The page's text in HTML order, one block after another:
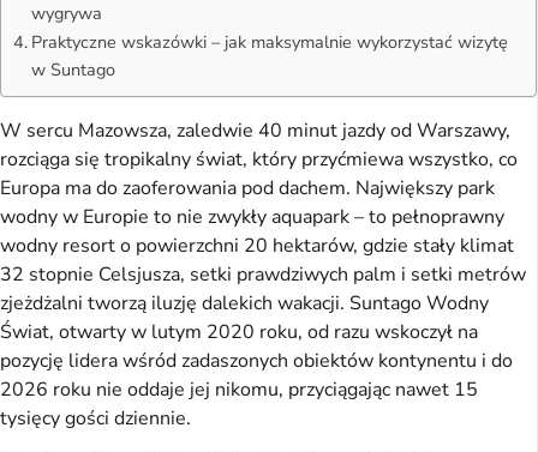
wygrywa
Praktyczne wskazówki – jak maksymalnie wykorzystać wizytę
w Suntago
W sercu Mazowsza, zaledwie 40 minut jazdy od Warszawy,
rozciąga się tropikalny świat, który przyćmiewa wszystko, co
Europa ma do zaoferowania pod dachem. Największy park
wodny w Europie to nie zwykły aquapark – to pełnoprawny
wodny resort o powierzchni 20 hektarów, gdzie stały klimat
32 stopnie Celsjusza, setki prawdziwych palm i setki metrów
zjeżdżalni tworzą iluzję dalekich wakacji. Suntago Wodny
Świat, otwarty w lutym 2020 roku, od razu wskoczył na
pozycję lidera wśród zadaszonych obiektów kontynentu i do
2026 roku nie oddaje jej nikomu, przyciągając nawet 15
tysięcy gości dziennie.